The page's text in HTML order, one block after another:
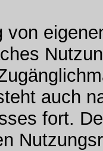
von
auch
fort.